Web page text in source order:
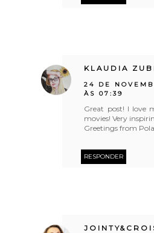
KLAUDIA
24 DE
ÀS 07:39
Great post! I love
movies! Very
Greetings from
RESPONDER